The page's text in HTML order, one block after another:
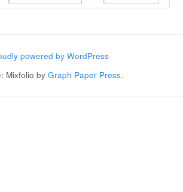
powered by WordPress
Mixfolio by Graph Paper Press.